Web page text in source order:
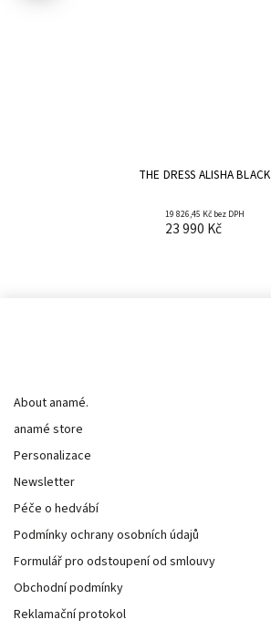
THE DRESS ALISHA BLACK
19 826,45 Kč bez DPH
23 990 Kč
About anamé.
anamé store
Personalizace
Newsletter
Péče o hedvábí
Podmínky ochrany osobních údajů
Formulář pro odstoupení od smlouvy
Obchodní podmínky
Reklamační protokol